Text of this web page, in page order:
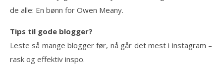
de alle: En bønn for Owen Meany.
Tips til gode blogger?
Leste så mange blogger før, nå går det mest i instagram –
rask og effektiv inspo.